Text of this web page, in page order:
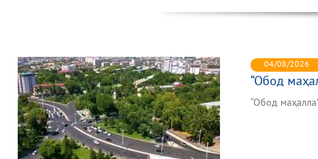
04/08/2026
“Обод
“Обод